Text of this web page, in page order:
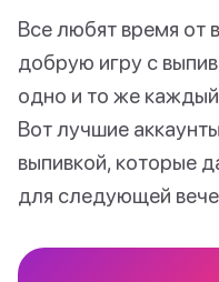
Все любят время от
добрую игру с
одно и то же
Вот лучшие
выпивкой, которые
для следующей